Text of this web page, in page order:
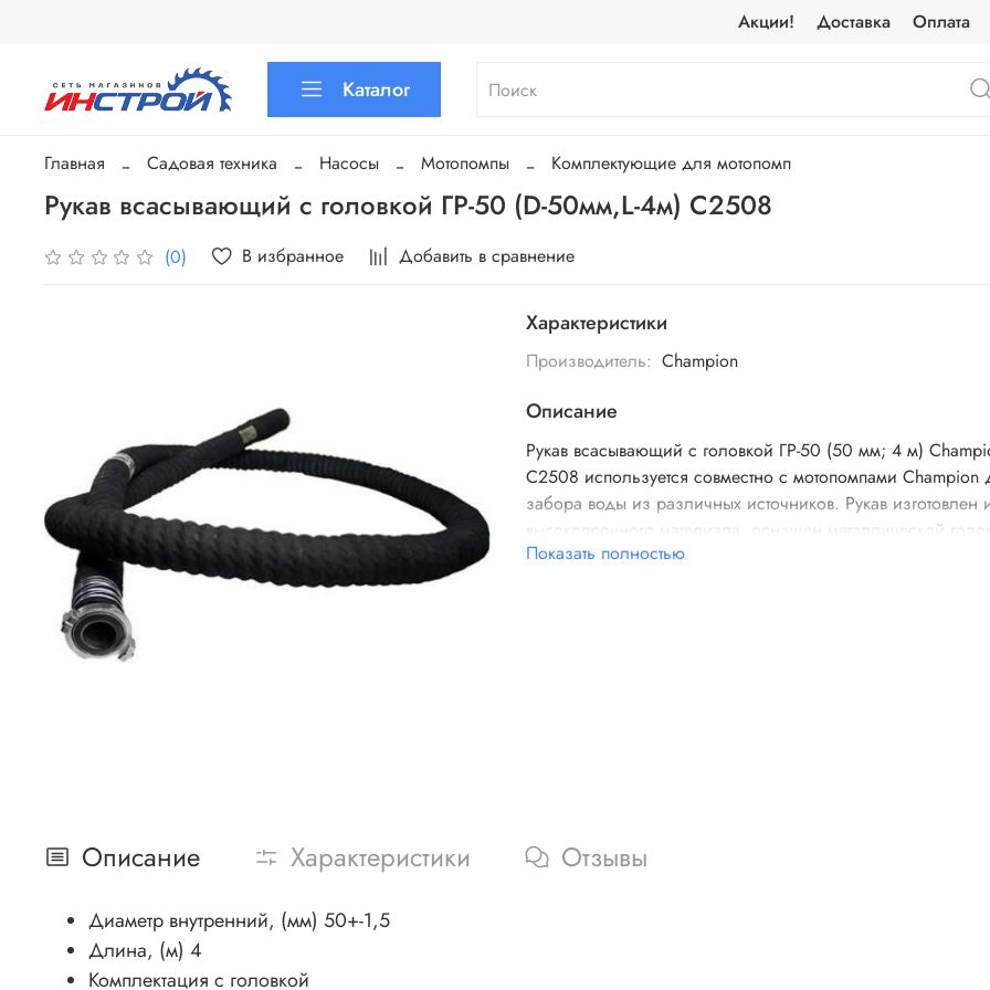
Акции! Доставка Оплата
Каталог
Главная Садовая техника Насосы Мотопомпы Комплектующие для мотопомп
Рукав всасывающий с головкой ГР-50 (D-50мм,L-4м) С2508
(0) В избранное Добавить в сравнение
Характеристики
Производитель: Champion
Описание
Рукав всасывающий с головкой ГР-50 (50 мм; 4 м)
C2508 используется совместно с мотопомпами Champion
забора воды из различных источников. Рукав изготовлен
высокопрочного материала, оснащен металлической
Прочность конструкции, устойчивость к высоким и низким
Показать полностью
Описание Характеристики Отзывы
Диаметр внутренний, (мм) 50+-1,5
Длина, (м) 4
Комплектация с головкой